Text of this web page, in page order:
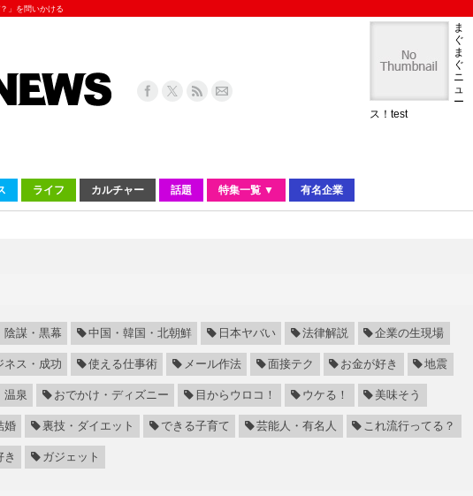
」を問いかける
ま
ぐ
ま
ぐ
ニ
ュ
ー
ス！test
ライフ カルチャー 話題 特集一覧 ▼ 有名企業
陰謀・黒幕 中国・韓国・北朝鮮 日本ヤバい 法律解説 企業の生現場
ネス・成功 使える仕事術 メール作法 面接テク お金が好き 地震
温泉 おでかけ・ディズニー 目からウロコ！ ウケる！ 美味そう
婚 裏技・ダイエット できる子育て 芸能人・有名人 これ流行ってる？
き ガジェット